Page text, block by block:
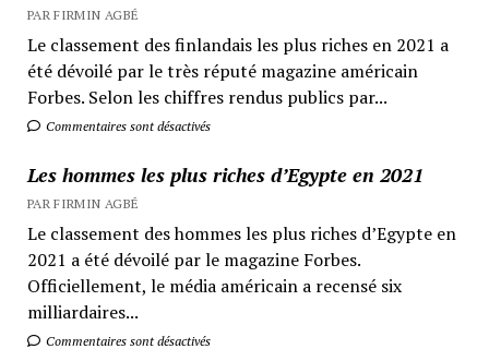
PAR FIRMIN AGBÉ
Le classement des finlandais les plus riches en 2021 a
été dévoilé par le très réputé magazine américain
Forbes. Selon les chiffres rendus publics par...
Commentaires sont désactivés
Les hommes les plus riches d’Egypte en 2021
PAR FIRMIN AGBÉ
Le classement des hommes les plus riches d’Egypte en
2021 a été dévoilé par le magazine Forbes.
Officiellement, le média américain a recensé six
milliardaires...
Commentaires sont désactivés